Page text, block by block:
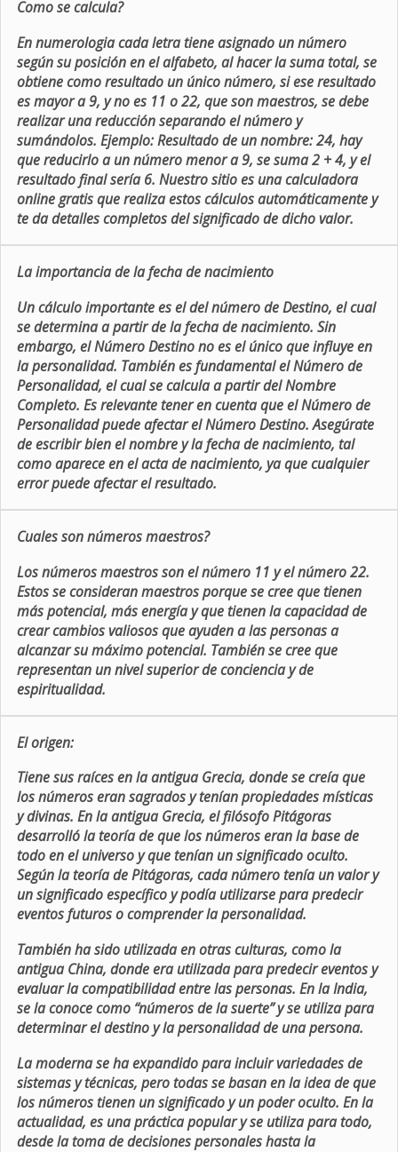
Como se calcula?
En numerologia cada letra tiene asignado un número
según su posición en el alfabeto, al hacer la suma total, se
obtiene como resultado un único número, si ese resultado
es mayor a 9, y no es 11 o 22, que son maestros, se debe
realizar una reducción separando el número y
sumándolos. Ejemplo: Resultado de un nombre: 24, hay
que reducirlo a un número menor a 9, se suma 2 + 4, y el
resultado final sería 6. Nuestro sitio es una calculadora
online gratis que realiza estos cálculos automáticamente y
te da detalles completos del significado de dicho valor.
La importancia de la fecha de nacimiento
Un cálculo importante es el del número de Destino, el cual
se determina a partir de la fecha de nacimiento. Sin
embargo, el Número Destino no es el único que influye en
la personalidad. También es fundamental el Número de
Personalidad, el cual se calcula a partir del Nombre
Completo. Es relevante tener en cuenta que el Número de
Personalidad puede afectar el Número Destino. Asegúrate
de escribir bien el nombre y la fecha de nacimiento, tal
como aparece en el acta de nacimiento, ya que cualquier
error puede afectar el resultado.
Cuales son números maestros?
Los números maestros son el número 11 y el número 22.
Estos se consideran maestros porque se cree que tienen
más potencial, más energía y que tienen la capacidad de
crear cambios valiosos que ayuden a las personas a
alcanzar su máximo potencial. También se cree que
representan un nivel superior de conciencia y de
espiritualidad.
El origen:
Tiene sus raíces en la antigua Grecia, donde se creía que
los números eran sagrados y tenían propiedades místicas
y divinas. En la antigua Grecia, el filósofo Pitágoras
desarrolló la teoría de que los números eran la base de
todo en el universo y que tenían un significado oculto.
Según la teoría de Pitágoras, cada número tenía un valor y
un significado específico y podía utilizarse para predecir
eventos futuros o comprender la personalidad.
También ha sido utilizada en otras culturas, como la
antigua China, donde era utilizada para predecir eventos y
evaluar la compatibilidad entre las personas. En la India,
se la conoce como “números de la suerte” y se utiliza para
determinar el destino y la personalidad de una persona.
La moderna se ha expandido para incluir variedades de
sistemas y técnicas, pero todas se basan en la idea de que
los números tienen un significado y un poder oculto. En la
actualidad, es una práctica popular y se utiliza para todo,
desde la toma de decisiones personales hasta la